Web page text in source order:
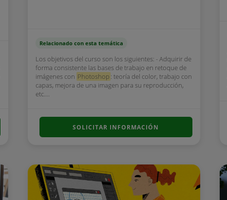
Relacionado con esta temática
Los objetivos del curso son los siguientes: - Adquirir de
forma consistente las bases de trabajo en retoque de
imágenes con Photoshop : teoría del color, trabajo con
capas, mejora de una imagen para su reproducción,
etc....
SOLICITAR INFORMACIÓN